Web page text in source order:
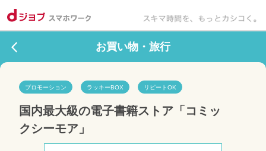
お買い物・旅行
プロモーション ラッキーBOX リピートOK
国内最大級の電子書籍ストア「コミッ
クシーモア」